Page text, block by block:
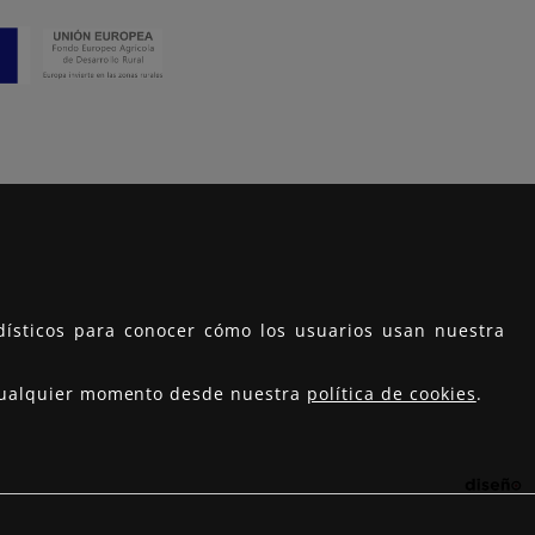
para conocer cómo los usuarios usan nuestra
momento desde nuestra política de cookies.